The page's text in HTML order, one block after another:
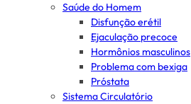
Saúde do Homem
Disfunção erétil
Ejaculação precoce
Hormônios masculinos
Problema com bexiga
Próstata
Sistema Circulatório